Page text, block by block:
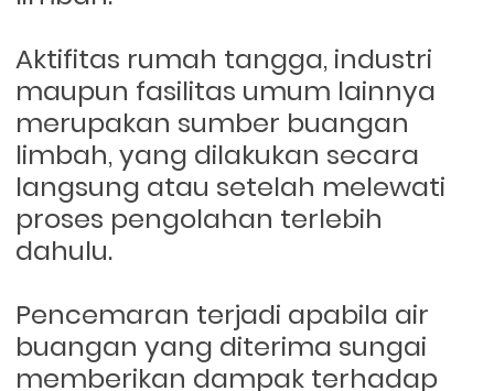
Aktifitas rumah tangga, industri
maupun fasilitas umum lainnya
merupakan sumber buangan
limbah, yang dilakukan secara
langsung atau setelah melewati
proses pengolahan terlebih
dahulu.
Pencemaran terjadi apabila air
buangan yang diterima sungai
memberikan dampak terhadap